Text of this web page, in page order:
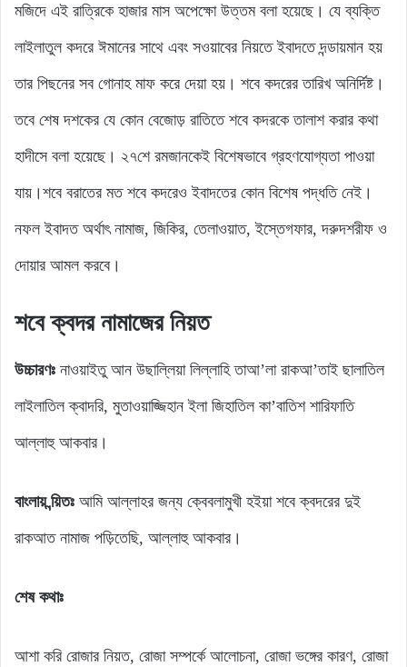
মজিদে এই রাত্রিকে হাজার মাস অপেক্ষো উত্তম বলা হয়েছে। যে ব্যক্তি
লাইলাতুল কদরে ঈমানের সাথে এবং সওয়াবের নিয়তে ইবাদতে দন্ডায়মান হয়
তার পিছনের সব গোনাহ মাফ করে দেয়া হয়। শবে কদরের তারিখ অনির্দিষ্ট।
তবে শেষ দশকের যে কোন বেজোড় রাতিতে শবে কদরকে তালাশ করার কথা
হাদীসে বলা হয়েছে। ২৭শে রমজানকেই বিশেষভাবে গ্রহণযোগ্যতা পাওয়া
যায়।শবে বরাতের মত শবে কদরেও ইবাদতের কোন বিশেষ পদ্ধতি নেই।
নফল ইবাদত অর্থাৎ নামাজ, জিকির, তেলাওয়াত, ইস্তেগফার, দরুদশরীফ ও
দোয়ার আমল করবে।
শবে ক্বদর নামাজের নিয়ত
উচ্চারণঃ নাওয়াইতু আন উছাল্লিয়া লিল্লাহি তাআ’লা রাকআ’তাই ছালাতিল
লাইলাতিল ক্বাদরি, মুতাওয়াজ্জিহান ইলা জিহাতিল কা’বাতিশ শারিফাতি
আল্লাহু আকবার।
বাংলায় ন্য়িতঃ আমি আল্লাহর জন্য ক্বেবলামুখী হইয়া শবে ক্বদরের দুই
রাকআত নামাজ পড়িতেছি, আল্লাহু আকবার।
শেষ কথাঃ
আশা করি রোজার নিয়ত, রোজা সম্পর্কে আলোচনা, রোজা ভঙ্গের কারণ, রোজা